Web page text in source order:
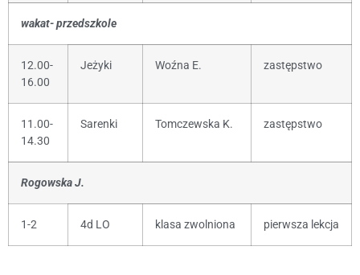
wakat- przedszkole
12.00-
16.00
Jeżyki Woźna E. zastępstwo
11.00-
14.30
Sarenki Tomczewska K. zastępstwo
Rogowska J.
1-2 4d LO klasa zwolniona pierwsza lekcja